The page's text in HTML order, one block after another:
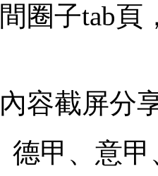
圈子tab
容截屏分
德甲、意